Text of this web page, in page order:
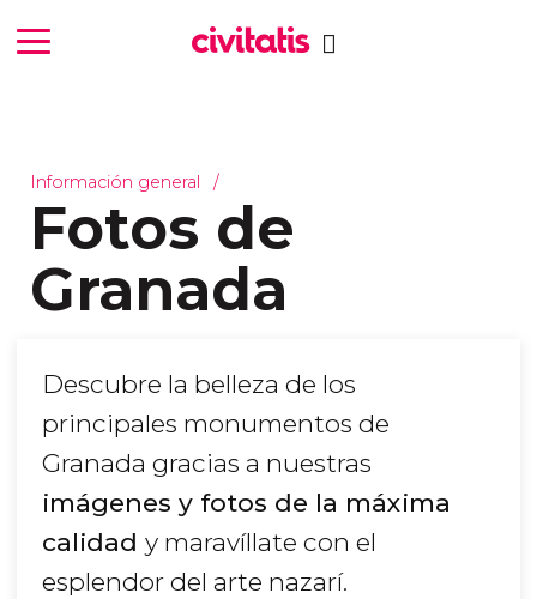
Información general
Fotos de
Granada
Descubre la belleza de los
principales monumentos de
Granada gracias a nuestras
imágenes y fotos de la máxima
calidad y maravíllate con el
esplendor del arte nazarí.